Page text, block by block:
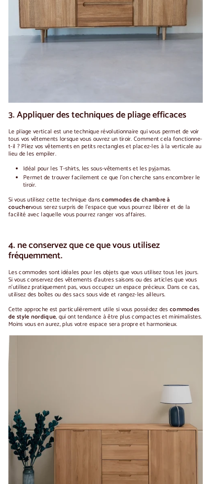
3. Appliquer des techniques de pliage efficaces
Le pliage vertical est une technique révolutionnaire qui vous permet de voir
tous vos vêtements lorsque vous ouvrez un tiroir. Comment cela fonctionne-
t-il ? Pliez vos vêtements en petits rectangles et placez-les à la verticale au
lieu de les empiler.
Idéal pour les T-shirts, les sous-vêtements et les pyjamas.
Permet de trouver facilement ce que l'on cherche sans encombrer le
tiroir.
Si vous utilisez cette technique danscommodes de chambre à
couchervous serez surpris de l'espace que vous pourrez libérer et de la
facilité avec laquelle vous pourrez ranger vos affaires.
4. ne conservez que ce que vous utilisez
fréquemment.
Les commodes sont idéales pour les objets que vous utilisez tous les jours.
Si vous conservez des vêtements d'autres saisons ou des articles que vous
n'utilisez pratiquement pas, vous occupez un espace précieux. Dans ce cas,
utilisez des boîtes ou des sacs sous vide et rangez-les ailleurs.
Cette approche est particulièrement utile si vous possédez des commodes
de style nordique, qui ont tendance à être plus compactes et minimalistes.
Moins vous en aurez, plus votre espace sera propre et harmonieux.